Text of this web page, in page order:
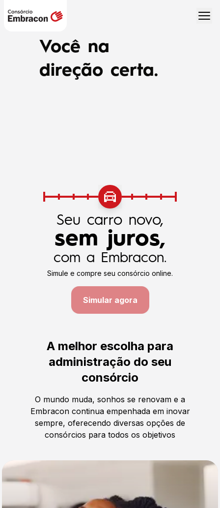
Você na
direção certa.
Seu carro novo,
sem juros,
com a Embracon.
Simule e compre seu consórcio online.
Simular agora
A melhor escolha para
administração do seu
consórcio
O mundo muda, sonhos se renovam e a
Embracon continua empenhada em inovar
sempre, oferecendo diversas opções de
consórcios para todos os objetivos